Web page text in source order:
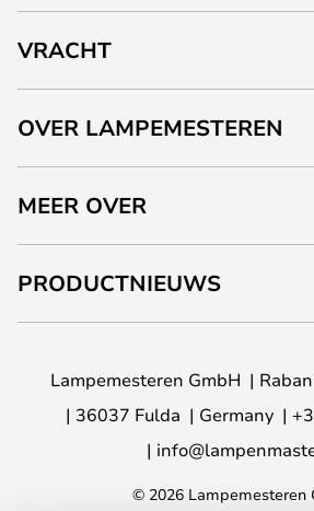
VRACHT
OVER LAMPEMESTEREN
MEER OVER
PRODUCTNIEUWS
Lampemesteren GmbH
36037 Fulda
Germany
© 2026 Lampemesteren